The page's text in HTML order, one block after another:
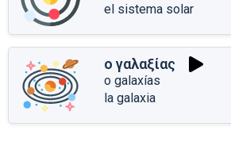
el sistema solar
ο γαλαξίας
o galaxías
la galaxia